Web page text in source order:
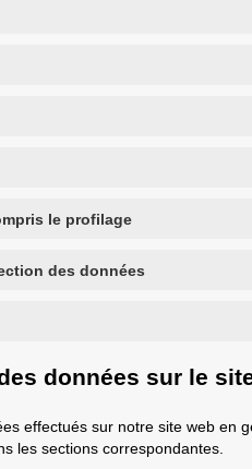
le profilage
des données
données sur le
effectués sur notre site web en
les sections correspondantes.